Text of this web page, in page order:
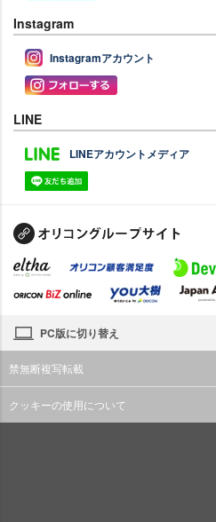
Instagram
Instagramアカウント
LINE
LINEアカウントメディア
PC版に切り替え
禁無断複写転載
クッキーの使用について